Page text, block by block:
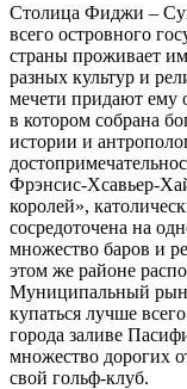
Столица Фиджи –
всего островного
страны проживает
разных культур и
мечети придают ему
в котором собрана
истории и
Фрэнсис-Хсавьер-
королей»,
сосредоточена на
множество баров и
этом же районе
Муниципальный
купаться лучше
города заливе
множество дорогих
свой гольф-клуб.